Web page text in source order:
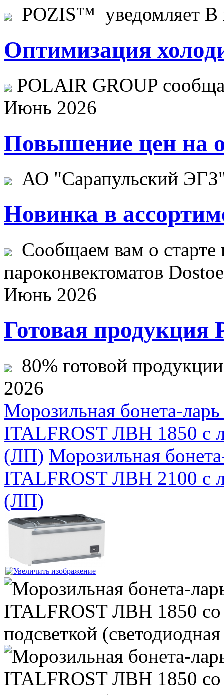
POZIS™ уведомляет В
Оптимизация
POLAIR GROUP
Июнь 2026
Повышение цен на
АО "Сарапульский
Новинка в
Сообщаем вам о старте
пароконвектоматов
Июнь 2026
Готовая продукция
80% готовой
2026
Морозильная бонета-
ITALFROST ЛВН 1850 с
(ЛП) Морозильная
ITALFROST ЛВН 2100 с
(ЛП)